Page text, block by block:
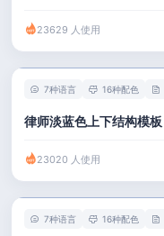
23629 人使用
7种语言 16种配色
律师淡蓝色上下结构模板
23020 人使用
7种语言 16种配色